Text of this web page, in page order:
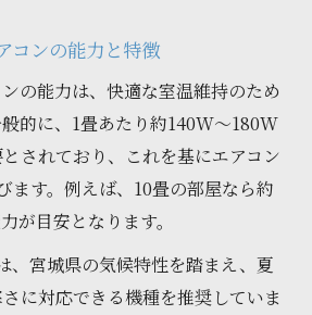
コンの能力と特徴
の能力は、快適な室温維持のため
的に、1畳あたり約140W～180W
されており、これを基にエアコン
ます。例えば、10畳の部屋なら約
が目安となります。
、宮城県の気候特性を踏まえ、夏
に対応できる機種を推奨していま